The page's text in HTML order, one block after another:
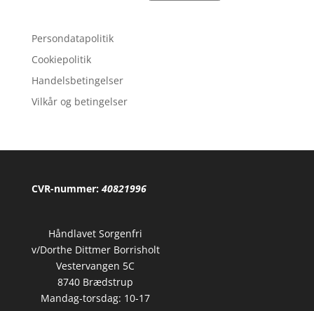
var:
Persondatapolitik
Cookiepolitik
Handelsbetingelser
Vilkår og betingelser
CVR-nummer: 40821996
Håndlavet Sorgenfri
v/Dorthe Dittmer Borrisholt
Vestervangen 5C
8740 Brædstrup
Mandag-torsdag: 10-17